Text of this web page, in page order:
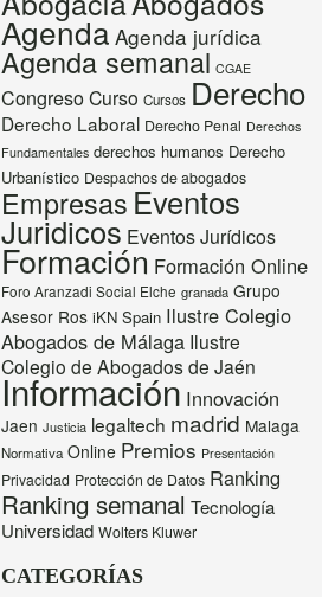
Agenda Agenda jurídica
Agenda semanal CGAE
CongresoCurso Cursos Derecho
Derecho Laboral Derecho Penal Derechos
Fundamentales derechos humanos Derecho
Urbanístico Despachos de abogados
Empresas Eventos
Juridicos Eventos Jurídicos
Formación Formación Online
Foro Aranzadi Social Elche granada Grupo
Asesor Ros iKN Spain Ilustre Colegio
Abogados de Málaga Ilustre
Colegio de Abogados de Jaén
Información Innovación
Jaen Justicia legaltech madrid Malaga
Normativa Online Premios Presentación
Privacidad Protección de Datos Ranking
Ranking semanal Tecnología
Universidad Wolters Kluwer
CATEGORÍAS